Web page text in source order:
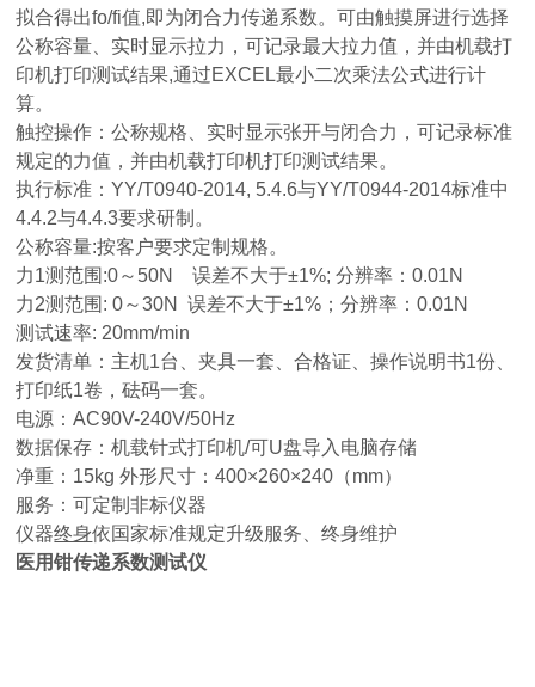
拟合得出fo/fi值,即为闭合力传递系数。可由触摸屏进行选择
公称容量、实时显示拉力，可记录最大拉力值，并由机载打
印机打印测试结果,通过EXCEL最小二次乘法公式进行计
算。
触控操作：公称规格、实时显示张开与闭合力，可记录标准
规定的力值，并由机载打印机打印测试结果。
执行标准：YY/T0940-2014, 5.4.6与YY/T0944-2014标准中
4.4.2与4.4.3要求研制。
公称容量:按客户要求定制规格。
力1测范围:0～50N 误差不大于±1%; 分辨率：0.01N
力2测范围: 0～30N 误差不大于±1%；分辨率：0.01N
测试速率: 20mm/min
发货清单：主机1台、夹具一套、合格证、操作说明书1份、
打印纸1卷，砝码一套。
电源：AC90V-240V/50Hz
数据保存：机载针式打印机/可U盘导入电脑存储
净重：15kg 外形尺寸：400×260×240（mm）
服务：可定制非标仪器
仪器终身依国家标准规定升级服务、终身维护
医用钳传递系数测试仪